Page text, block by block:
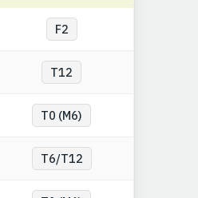
F2
T12
T0 (M6)
T6/T12